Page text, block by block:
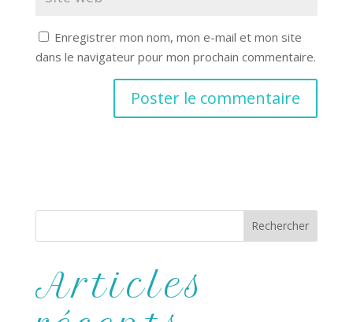
Enregistrer mon nom, mon e-mail et mon site
dans le navigateur pour mon prochain commentaire.
a
i
Articles